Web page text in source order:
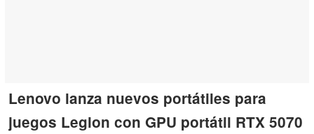
Lenovo lanza nuevos portátiles para
juegos Legion con GPU portátil RTX 5070